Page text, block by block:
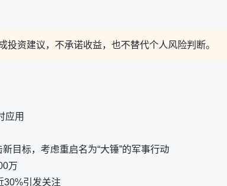
资建议，不承诺收益，也不替代个人风险判断。
应用
目标，考虑重启名为“大锤”的军事行动
万
30%引发关注